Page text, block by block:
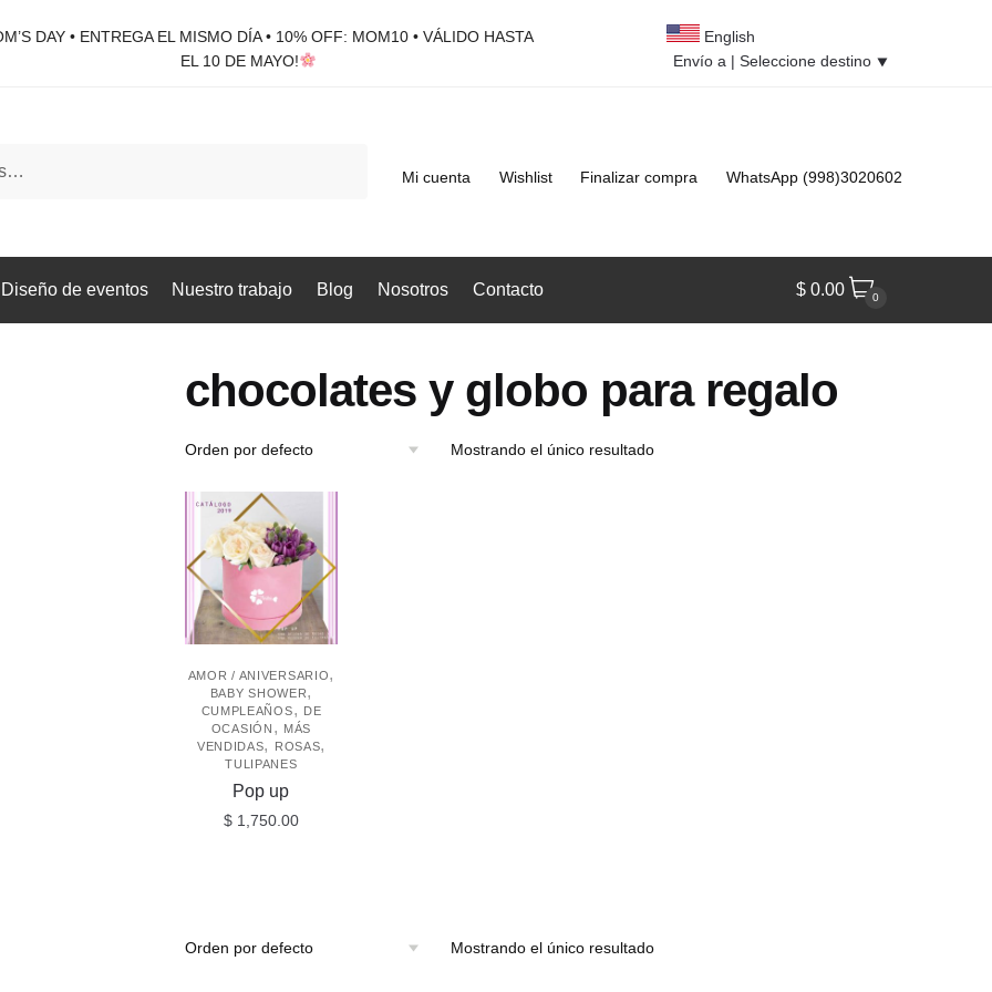
DAY • ENTREGA EL MISMO DÍA • 10% OFF: MOM10 • VÁLIDO HASTA
EL 10 DE MAYO!
English
Envío a | Seleccione destino ⯆
Mi cuenta Wishlist Finalizar compra WhatsApp (998)3020602
de eventos Nuestro trabajo Blog Nosotros Contacto $ 0.00 0
chocolates y globo para regalo
Mostrando el único resultado
AMOR / ANIVERSARIO,
BABY SHOWER,
CUMPLEAÑOS,
DE
OCASIÓN , MÁS
VENDIDAS, ROSAS,
TULIPANES
Pop up
$1,750.00
Mostrando el único resultado